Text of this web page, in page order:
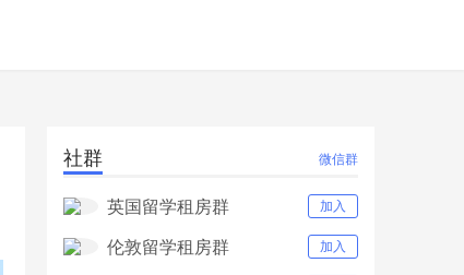
社群 微信群
英国留学租房群 加入
伦敦留学租房群 加入